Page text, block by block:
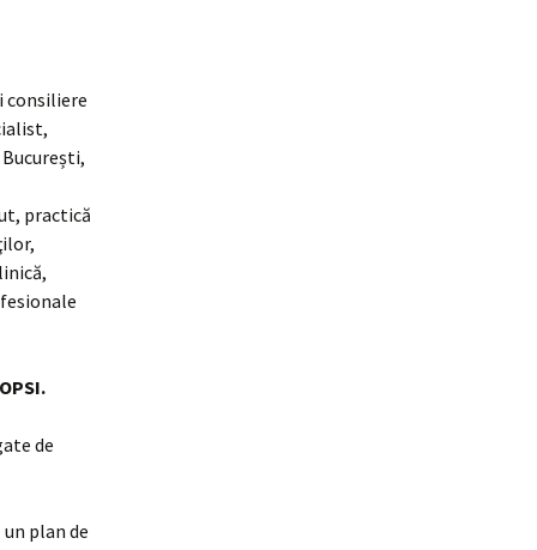
consiliere
practică
de
plan de